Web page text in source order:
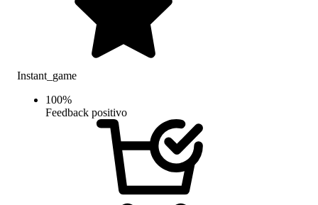
Instant_game
100%
Feedback positivo